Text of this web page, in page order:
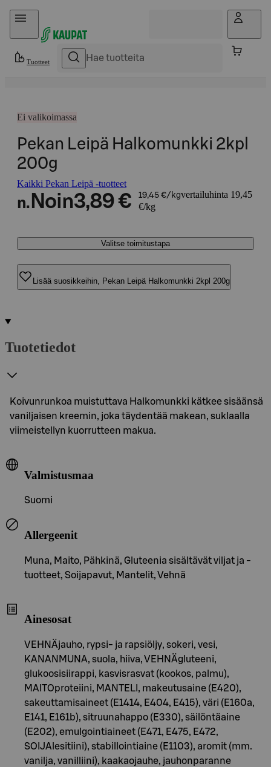
Hyppää sisältöön
Tuotteet
Ei valikoimassa
Pekan Leipä Halkomunkki 2kpl
200g
Kaikki Pekan Leipä -tuotteet
n. Noin3,89 € 19,45 €/kgvertailuhinta 19,45
€/kg
Valitse toimitustapa
Lisää suosikkeihin, Pekan Leipä Halkomunkki 2kpl 200g
Tuotetiedot
Koivunrunkoa muistuttava Halkomunkki kätkee sisäänsä
vaniljaisen kreemin, joka täydentää makean, suklaalla
viimeistellyn kuorrutteen makua.
Valmistusmaa
Suomi
Allergeenit
Muna, Maito, Pähkinä, Gluteenia sisältävät viljat ja -
tuotteet, Soijapavut, Mantelit, Vehnä
Ainesosat
VEHNÄjauho, rypsi- ja rapsiöljy, sokeri, vesi,
KANANMUNA, suola, hiiva, VEHNÄgluteeni,
glukoosisiirappi, kasvisrasvat (kookos, palmu),
MAITOproteiini, MANTELI, makeutusaine (E420),
sakeuttamisaineet (E1414, E404, E415), väri (E160a,
E141, E161b), sitruunahappo (E330), säilöntäaine
(E202), emulgointiaineet (E471, E475, E472,
SOIJAlesitiini), stabillointiaine (E1103), aromit (mm.
vanilja, vanilliini), kaakaojauhe, jauhonparanne